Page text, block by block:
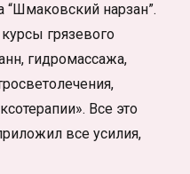
нарзан”.
грязевого
гидромассажа,
Все это
все усилия,